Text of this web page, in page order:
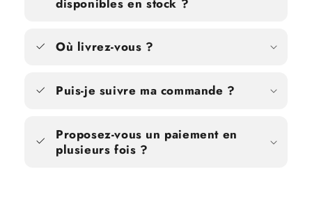
disponibles en stock ?
Où livrez-vous ?
Puis-je suivre ma commande ?
Proposez-vous un paiement en
plusieurs fois ?